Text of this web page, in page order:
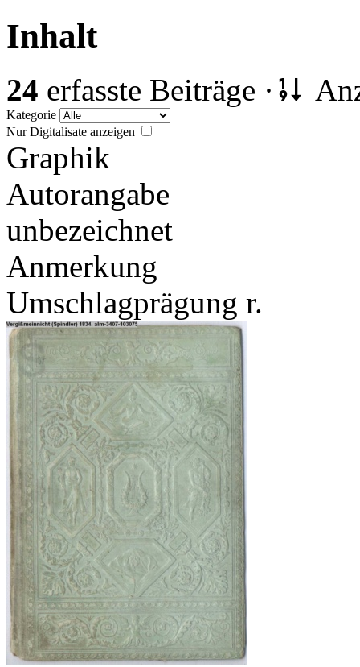
Inhalt
24 erfasste Beiträge ·
Kategorie
Nur Digitalisate anzeigen
Graphik
Autorangabe
unbezeichnet
Anmerkung
Umschlagprägung r.